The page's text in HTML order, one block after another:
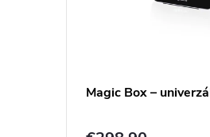
Magic Box –